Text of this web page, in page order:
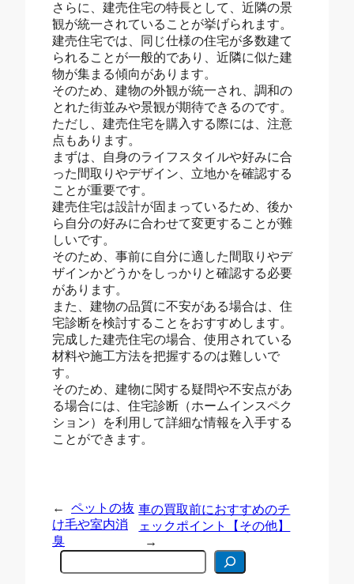
さらに、建売住宅の特長として、近隣の景
観が統一されていることが挙げられます。
建売住宅では、同じ仕様の住宅が多数建て
られることが一般的であり、近隣に似た建
物が集まる傾向があります。
そのため、建物の外観が統一され、調和の
とれた街並みや景観が期待できるのです。
ただし、建売住宅を購入する際には、注意
点もあります。
まずは、自身のライフスタイルや好みに合
った間取りやデザイン、立地かを確認する
ことが重要です。
建売住宅は設計が固まっているため、後か
ら自分の好みに合わせて変更することが難
しいです。
そのため、事前に自分に適した間取りやデ
ザインかどうかをしっかりと確認する必要
があります。
また、建物の品質に不安がある場合は、住
宅診断を検討することをおすすめします。
完成した建売住宅の場合、使用されている
材料や施工方法を把握するのは難しいで
す。
そのため、建物に関する疑問や不安点があ
る場合には、住宅診断（ホームインスペク
ション）を利用して詳細な情報を入手する
ことができます。
←
ペットの抜
け毛や室内消
臭
車の買取前におすすめのチ
ェックポイント【その他】
→
C
e